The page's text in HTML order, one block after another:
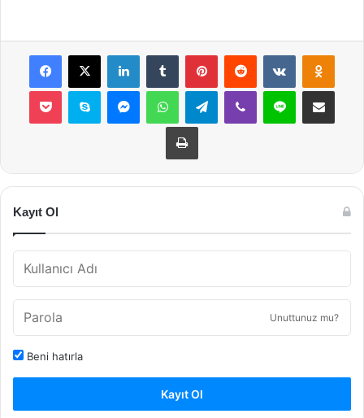
Facebook
X LinkedInTumblr PinterestReddit VKontakte
Pocket Skype MessengerWhatsAppTelegramViber Line E-Posta ile
Yazdır
Kayıt Ol
Unuttunuz mu?
Beni hatırla
Kayıt Ol